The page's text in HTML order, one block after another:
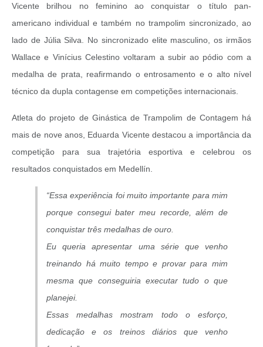
Vicente brilhou no feminino ao conquistar o título pan-
americano individual e também no trampolim sincronizado, ao
lado de Júlia Silva. No sincronizado elite masculino, os irmãos
Wallace e Vinícius Celestino voltaram a subir ao pódio com a
medalha de prata, reafirmando o entrosamento e o alto nível
técnico da dupla contagense em competições internacionais.
Atleta do projeto de Ginástica de Trampolim de Contagem há
mais de nove anos, Eduarda Vicente destacou a importância da
competição para sua trajetória esportiva e celebrou os
resultados conquistados em Medellín.
“Essa experiência foi muito importante para mim
porque consegui bater meu recorde, além de
conquistar três medalhas de ouro.
Eu queria apresentar uma série que venho
treinando há muito tempo e provar para mim
mesma que conseguiria executar tudo o que
planejei.
Essas medalhas mostram todo o esforço,
dedicação e os treinos diários que venho